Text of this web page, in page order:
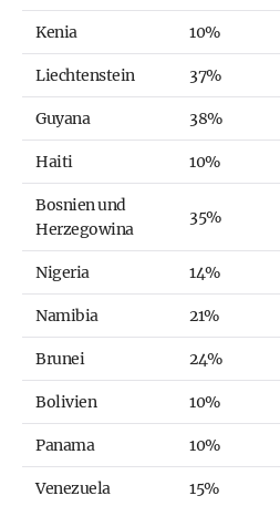
Kenia 10%
Liechtenstein 37%
Guyana 38%
Haiti 10%
Bosnien und
Herzegowina
35%
Nigeria 14%
Namibia 21%
Brunei 24%
Bolivien 10%
Panama 10%
Venezuela 15%